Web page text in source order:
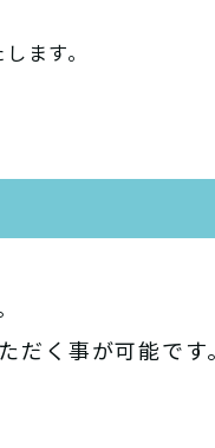
ます。
く事が可能です。